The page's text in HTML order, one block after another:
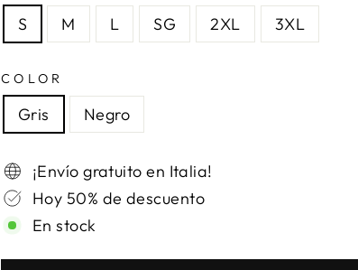
S M L SG 2XL 3XL
COLOR
Gris Negro
¡Envío gratuito en Italia!
Hoy 50% de descuento
En stock